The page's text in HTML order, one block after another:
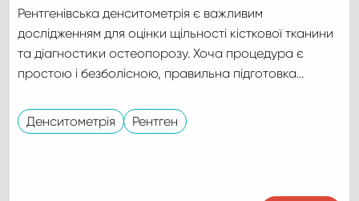
Рентгенівська денситометрія є важливим
дослідженням для оцінки щільності кісткової тканини
та діагностики остеопорозу. Хоча процедура є
простою і безболісною, правильна підготовка…
Денситометрія Рентген